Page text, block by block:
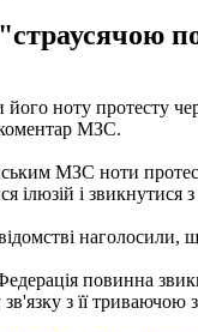
ноту протесту
МЗС.
МЗС ноти
ілюзій і
наголосили,
повинна
з її